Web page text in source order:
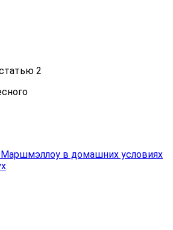
2
Маршмэллоу в домашних условиях